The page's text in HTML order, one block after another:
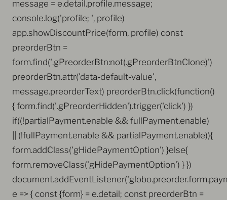
message = e.detail.profile.message;
console.log('profile; ', profile)
app.showDiscountPrice(form, profile) const
preorderBtn =
form.find('.gPreorderBtn:not(.gPreorderBtnClone)')
preorderBtn.attr('data-default-value',
message.preorderText) preorderBtn.click(function()
{ form.find('.gPreorderHidden').trigger('click') })
if((!partialPayment.enable && fullPayment.enable)
|| (!fullPayment.enable && partialPayment.enable)){
form.addClass('gHidePaymentOption') }else{
form.removeClass('gHidePaymentOption') } })
e => { const {form} = e.detail; const preorderBtn =